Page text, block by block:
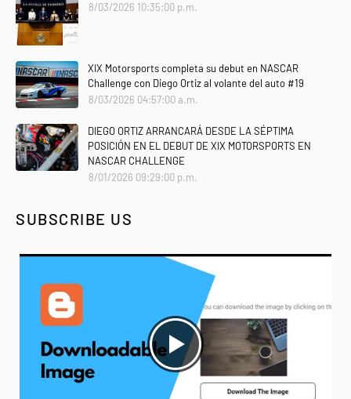
8/03/2026 10:35:00 p.m.
XIX Motorsports completa su debut en NASCAR
Challenge con Diego Ortiz al volante del auto #19
8/03/2026 04:57:00 a.m.
DIEGO ORTIZ ARRANCARÁ DESDE LA SÉPTIMA
POSICIÓN EN EL DEBUT DE XIX MOTORSPORTS EN
NASCAR CHALLENGE
8/01/2026 09:29:00 p.m.
SUBSCRIBE US